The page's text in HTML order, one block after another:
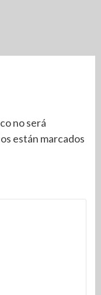
no será
están marcados